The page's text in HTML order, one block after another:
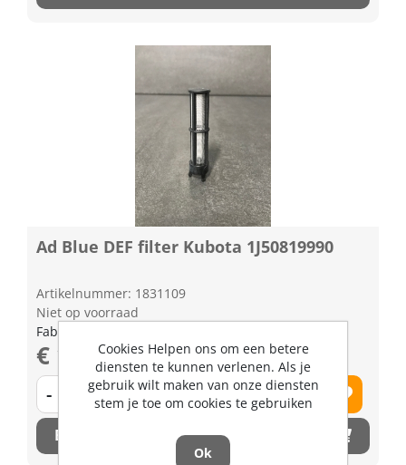
Ad Blue DEF filter Kubota 1J50819990
Artikelnummer: 1831109
Niet op voorraad
Fabrikant artikel nummer: 1J50819990
€ 19,77 excl. BTW
- +
Bestel nu!
Cookies Helpen ons om een betere
diensten te kunnen verlenen. Als je
gebruik wilt maken van onze diensten
stem je toe om cookies te gebruiken
Ok